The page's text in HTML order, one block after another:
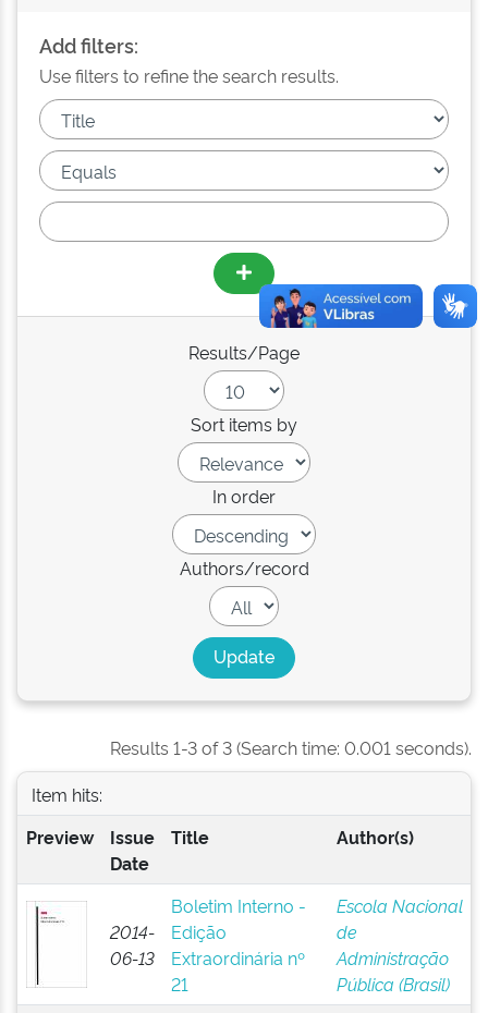
Add filters:
Use filters to refine the search results.
Results/Page
Sort items by
In order
Authors/record
Results 1-3 of 3 (Search time: 0.001 seconds).
Item hits:
Preview
Issue
Date
Title Author(s)
2014-
06-13
Boletim Interno -
Edição
Extraordinária nº
21
Escola Nacional
de
Administração
Pública (Brasil)